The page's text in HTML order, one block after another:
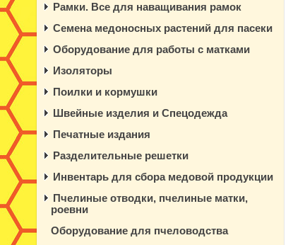
Рамки. Все для наващивания рамок
Семена медоносных растений для пасеки
Оборудование для работы с матками
Изоляторы
Поилки и кормушки
Швейные изделия и Спецодежда
Печатные издания
Разделительные решетки
Инвентарь для сбора медовой продукции
Пчелиные отводки, пчелиные матки,
роевни
Оборудование для пчеловодства